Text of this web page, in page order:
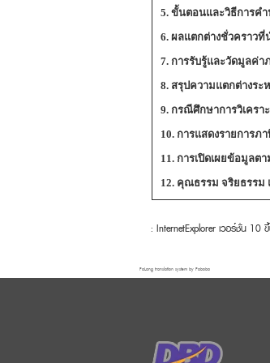
5. ขั้นตอนและวิธีการค
6. ผลแตกต่างชั่วคราว
7. การรับรู้และวัดมูลค่า
8. สรุปความแตกต่างระ
9. กรณีศึกษาการวิเคร
10. การแสดงรายการภ
11. การเปิดเผยข้อมูลตา
12. คุณธรรม จริยธรร
: InternetExplorer เวอร์ชั่น 10
FaLang translation system by Faboba